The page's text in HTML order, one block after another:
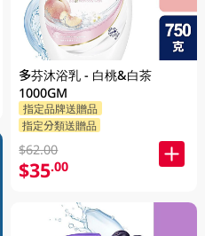
多芬沐浴乳 - 白桃&白茶
1000GM
指定品牌送贈品
指定分類送贈品
$62.00
$35.00